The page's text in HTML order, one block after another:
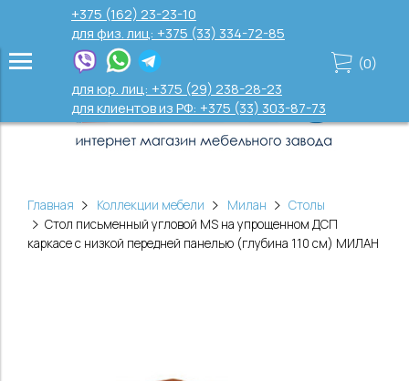
+375 (162) 23-23-10
для физ. лиц: +375 (33) 334-72-85
для юр. лиц: +375 (29) 238-28-23
для клиентов из РФ: +375 (33) 303-87-73
(0)
Главная Коллекции мебели Милан
Столы
Стол письменный угловой MS на упрощенном ДСП
каркасе с низкой передней панелью (глубина 110 см) МИЛАН